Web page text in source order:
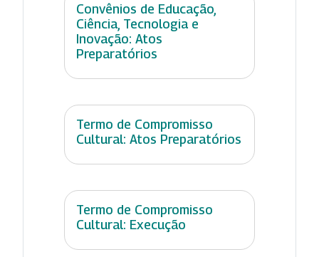
Convênios de Educação,
Ciência, Tecnologia e
Inovação: Atos
Preparatórios
Termo de Compromisso
Cultural: Atos Preparatórios
Termo de Compromisso
Cultural: Execução